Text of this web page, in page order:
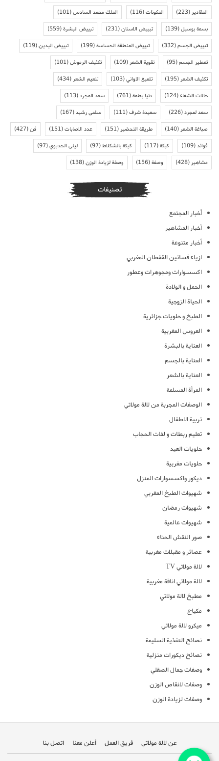
المقادير(223) المكونات(116) الملك محمد السادس(101)
بسمة بوسيل(139) تبييض الاسنان(231) تبييض البشرة(559)
تبييض الجسم(332) تبييض المنطقة الحساسة(199) تبييض اليدين(119)
تعطير الجسم(95) تقوية الشعر(109) تكثيف الرموش(101)
تكثيف الشعر(195) تلميع الاواني(103) تنعيم الشعر(434)
حالات الشفاء(124) دنيا بطمة(761) سعد المجرد(113)
سعد لمجرد(226) سعيدة شرف(111) سلمى رشيد(167)
صباغة الشعر(140) طريقة التحضير(151) عدد الاصابات(151) فن(427)
فوائد(109) كيكة(117) كيكة بالشكلاط(97) ليلى الحديوي(97)
مشاهير(428) وصفة(156) وصفة لزيادة الوزن(138)
تصنيفات
أخبار المجتمع
أخبار المشاهير
أخبار متنوعة
ازياء فساتين القفطان المغربي
اكسسوارات ومجوهرات وعطور
الحمل و الولادة
الحياة الزوجية
الطبخ و حلويات جزائرية
العروس المغربية
العناية بالبشرة
العناية بالجسم
العناية بالشعر
المرأة المسلمة
الوصفات المجربة من لالة مولاتي
تربية الاطفال
تعليم ربطات و لفات الحجاب
حلويات العيد
حلويات مغربية
ديكور واكسسوارات المنزل
شهيوات الطبخ المغربي
شهيوات رمضان
شهيوات عالمية
صور النقش الحناء
عصائر و مقبلات مغربية
لالة مولاتي TV
لالة مولاتي اناقة مغربية
مطبخ لالة مولاتي
مكياج
ميكرو لالة مولاتي
نصائح التغذية السليمة
نصائح ديكورات منزلية
وصفات جمال الصقلي
وصفات لانقاص الوزن
وصفات لزيادة الوزن
عن لالة مولاتي فريق العمل أعلن معنا اتصل بنا